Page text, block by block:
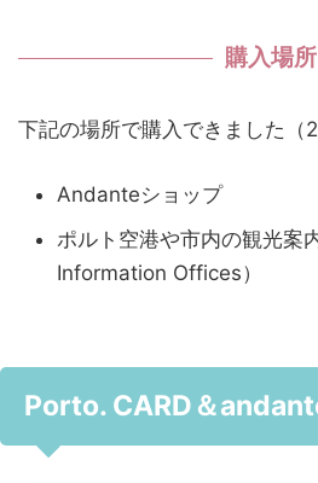
購入場所
下記の場所で購入できました（
Andanteショップ
ポルト空港や市内の観光案
Information Offices）
Porto. CARD＆